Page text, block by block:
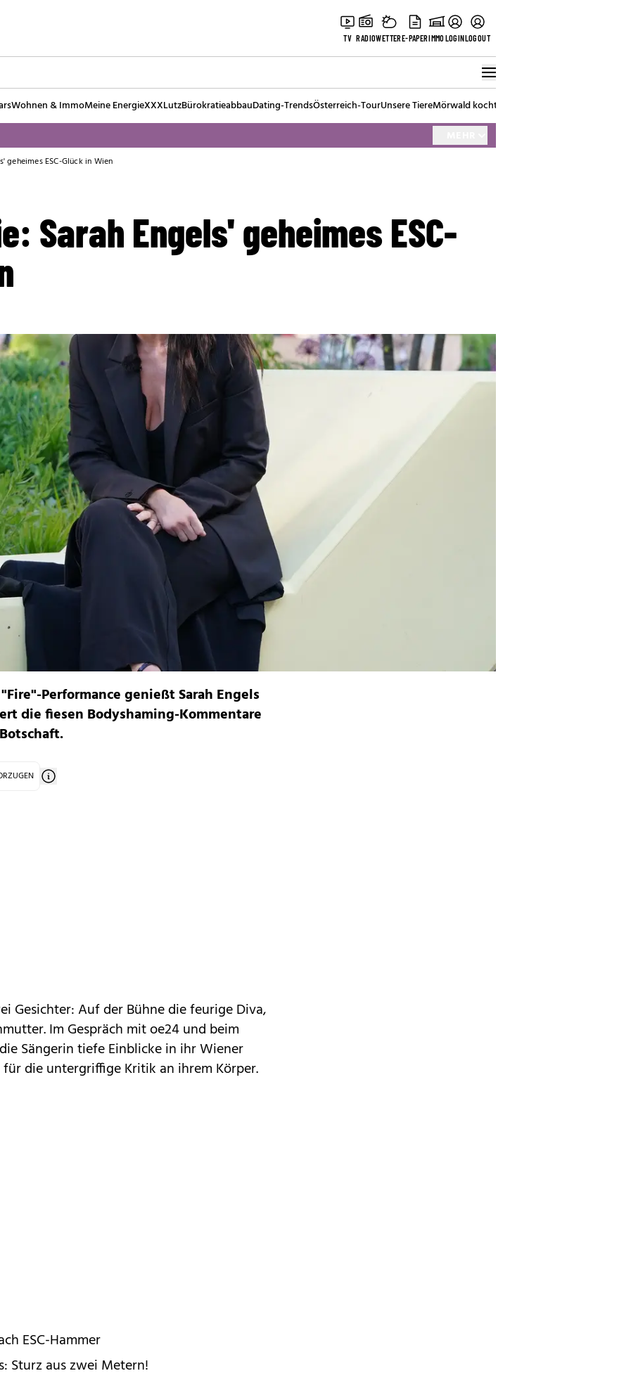
TV RADIOWETTERE-PAPERIMMOLOGINLOGOUT
Wohnen & ImmoMeine EnergieXXXLutzBürokratieabbauDating-TrendsÖsterreich-TourUnsere TiereMörwald kocht
geheimes ESC-Glück in Wien
Sarah Engels' geheimes ESC-
Performance genießt Sarah Engels
die fiesen Bodyshaming-Kommentare
Gesichter: Auf der Bühne die feurige Diva,
Im Gespräch mit oe24 und beim
Sängerin tiefe Einblicke in ihr Wiener
die untergriffige Kritik an ihrem Körper.
ESC-Hammer
Sturz aus zwei Metern!